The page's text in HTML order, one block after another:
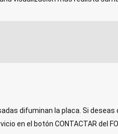
difuminan la placa. Si deseas
en el botón CONTACTAR del